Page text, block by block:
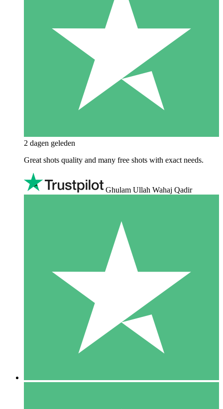
2 dagen geleden
Great shots quality and many free shots with exact needs.
Ghulam Ullah Wahaj Qadir